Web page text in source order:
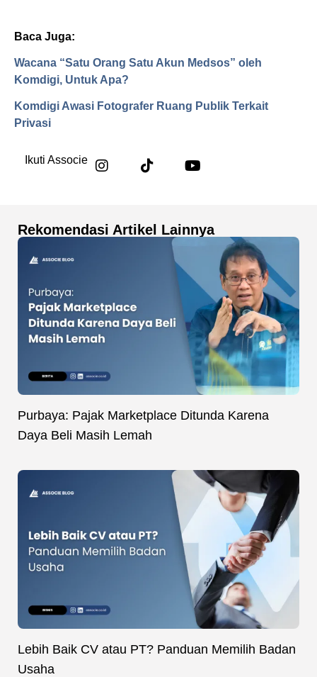
Baca Juga:
Wacana “Satu Orang Satu Akun Medsos” oleh
Komdigi, Untuk Apa?
Komdigi Awasi Fotografer Ruang Publik Terkait
Privasi
Ikuti Associe
Rekomendasi Artikel Lainnya
Purbaya: Pajak Marketplace Ditunda Karena
Daya Beli Masih Lemah
Lebih Baik CV atau PT? Panduan Memilih Badan
Usaha